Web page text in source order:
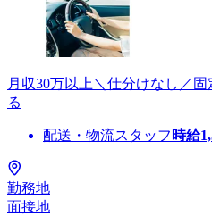
月収30万以上＼仕分けなし／
る
配送・物流スタッフ 時給
勤務地
面接地